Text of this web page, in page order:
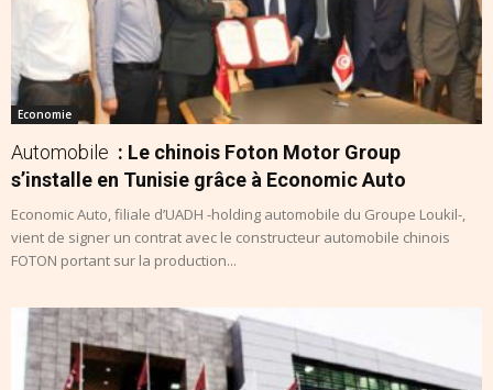
Economie
Automobile : Le chinois Foton Motor Group
s’installe en Tunisie grâce à Economic Auto
Economic Auto, filiale d’UADH -holding automobile du Groupe Loukil-,
vient de signer un contrat avec le constructeur automobile chinois
FOTON portant sur la production...